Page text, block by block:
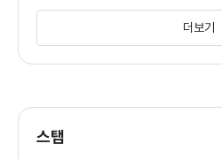
(민세연)
더보기
스탭